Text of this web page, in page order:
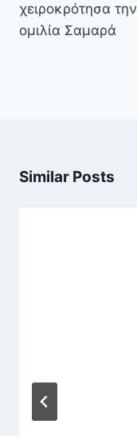
χειροκρότησα την
ομιλία Σαμαρά
Similar Posts